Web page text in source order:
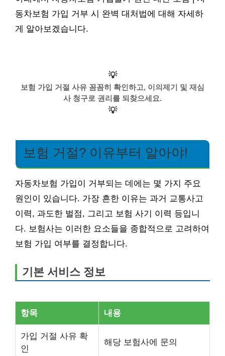
동차보험 가입 거부 시 완벽 대처법에 대해 자세하
게 알아보겠습니다.
💡
보험 가입 거절 사유 꼼꼼히 확인하고, 이의제기 및 재심
사 청구로 권리를 되찾으세요.
💡
보험 거절? 이유부터 알아야!
자동차보험 가입이 거부되는 데에는 몇 가지 주요
원인이 있습니다. 가장 흔한 이유는 과거 교통사고
이력, 과도한 벌점, 그리고 보험 사기 이력 등입니
다. 보험사는 이러한 요소들을 종합적으로 고려하여
보험 가입 여부를 결정합니다.
기본 서비스 정보
항목 내용
가입 거절 사유 확
인
해당 보험사에 문의